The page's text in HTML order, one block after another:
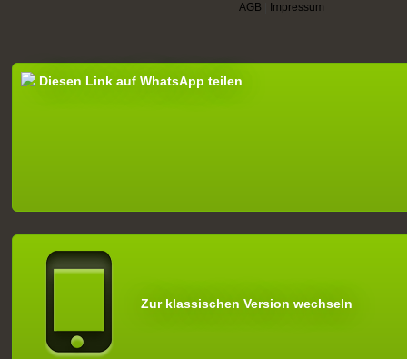
AGB Impressum
Diesen Link auf WhatsApp teilen
Zur klassischen Version wechseln